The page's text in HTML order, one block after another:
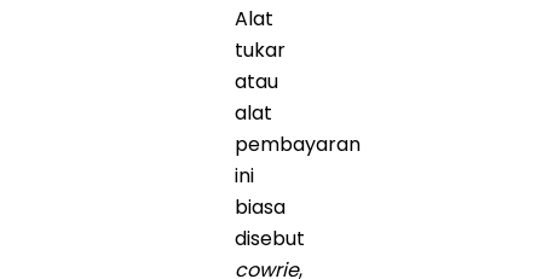
Alat
tukar
atau
alat
pembayaran
ini
biasa
disebut
cowrie,